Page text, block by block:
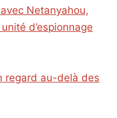
Netanyahou,
d’espionnage
regard au-delà des